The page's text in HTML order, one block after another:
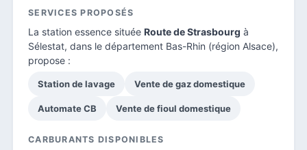
SERVICES PROPOSÉS
La station essence située Route de Strasbourg à
Sélestat, dans le département Bas-Rhin (région Alsace),
propose :
Station de lavage Vente de gaz domestique
Automate CB Vente de fioul domestique
CARBURANTS DISPONIBLES